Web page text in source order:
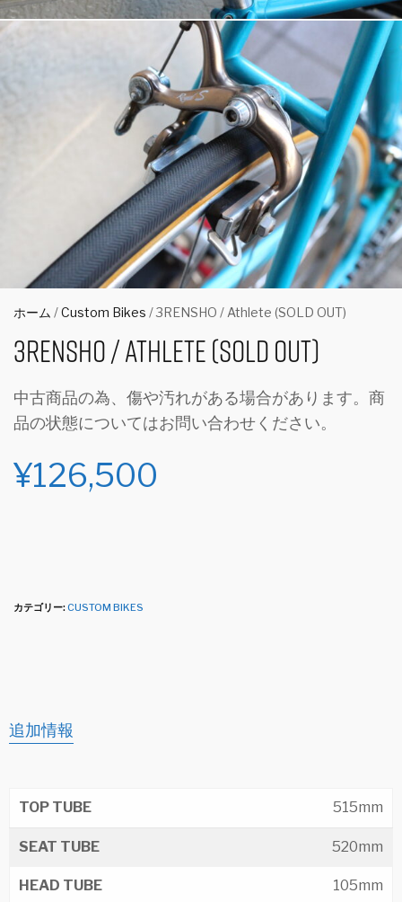
ホーム /Custom Bikes / 3RENSHO / Athlete (SOLD OUT)
3RENSHO / Athlete (SOLD OUT)
中古商品の為、傷や汚れがある場合があります。商
品の状態についてはお問い合わせください。
¥126,500
カテゴリー:CUSTOM BIKES
追加情報
TOP TUBE 515mm
SEAT TUBE 520mm
HEAD TUBE 105mm